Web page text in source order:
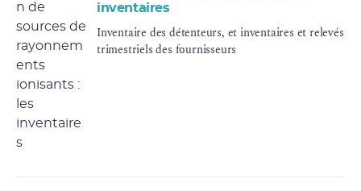
inventaires
Inventaire des détenteurs, et inventaires et relevés
trimestriels des fournisseurs